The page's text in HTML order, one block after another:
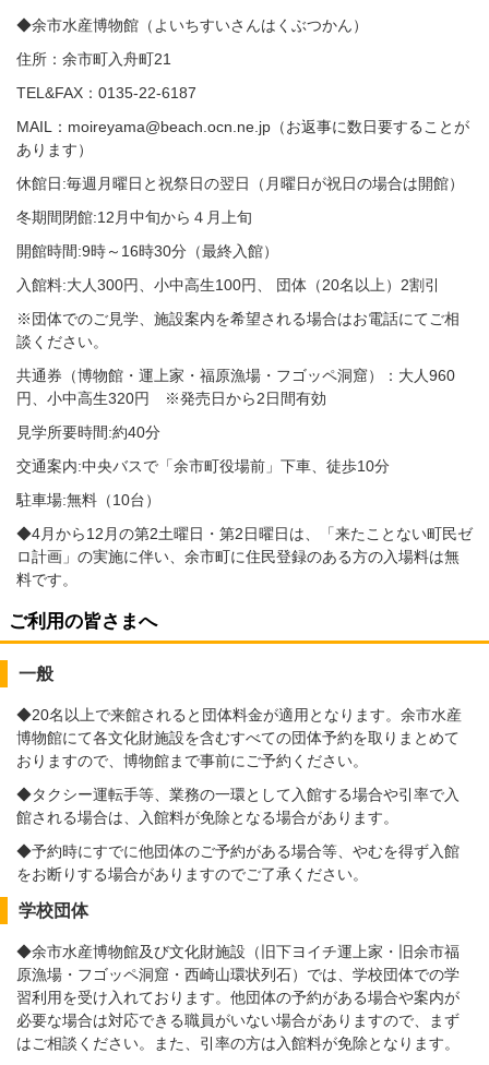
◆余市水産博物館（よいちすいさんはくぶつかん）
住所：余市町入舟町21
TEL&FAX：0135-22-6187
MAIL：moireyama@beach.ocn.ne.jp（お返事に数日要することが
あります）
休館日:毎週月曜日と祝祭日の翌日（月曜日が祝日の場合は開館）
冬期間閉館:12月中旬から４月上旬
開館時間:9時～16時30分（最終入館）
入館料:大人300円、小中高生100円、 団体（20名以上）2割引
※団体でのご見学、施設案内を希望される場合はお電話にてご相
談ください。
共通券（博物館・運上家・福原漁場・フゴッペ洞窟）：大人960
円、小中高生320円 ※発売日から2日間有効
見学所要時間:約40分
交通案内:中央バスで「余市町役場前」下車、徒歩10分
駐車場:無料（10台）
◆4月から12月の第2土曜日・第2日曜日は、「来たことない町民ゼ
ロ計画」の実施に伴い、余市町に住民登録のある方の入場料は無
料です。
ご利用の皆さまへ
一般
◆20名以上で来館されると団体料金が適用となります。余市水産
博物館にて各文化財施設を含むすべての団体予約を取りまとめて
おりますので、博物館まで事前にご予約ください。
◆タクシー運転手等、業務の一環として入館する場合や引率で入
館される場合は、入館料が免除となる場合があります。
◆予約時にすでに他団体のご予約がある場合等、やむを得ず入館
をお断りする場合がありますのでご了承ください。
学校団体
◆余市水産博物館及び文化財施設（旧下ヨイチ運上家・旧余市福
原漁場・フゴッペ洞窟・西崎山環状列石）では、学校団体での学
習利用を受け入れております。他団体の予約がある場合や案内が
必要な場合は対応できる職員がいない場合がありますので、まず
はご相談ください。また、引率の方は入館料が免除となります。